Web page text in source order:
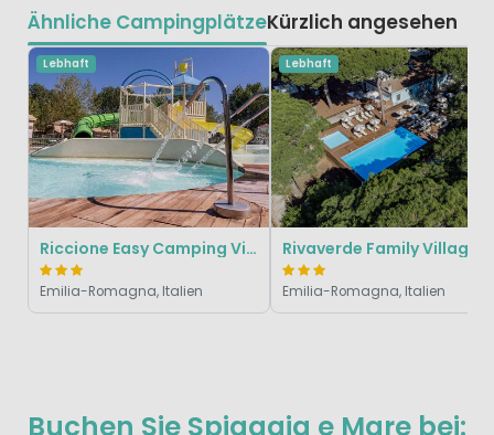
Buchen Sie Spiaggia e Mare bei:
Ähnliche CampingplätzeKürzlich angesehen
Lebhaft
Riccione Easy Camping Village
Emilia-Romagna, Italien
Lebhaft
Rivaverde Family Village
Emilia-Romagna, Italien